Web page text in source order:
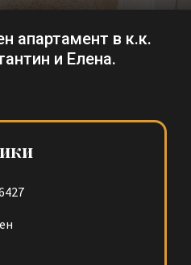
апартамент в к.к.
и Елена.